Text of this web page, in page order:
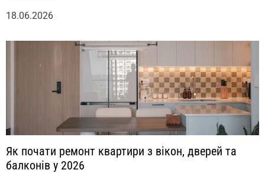
18.06.2026
Як почати ремонт квартири з вікон, дверей та
балконів у 2026